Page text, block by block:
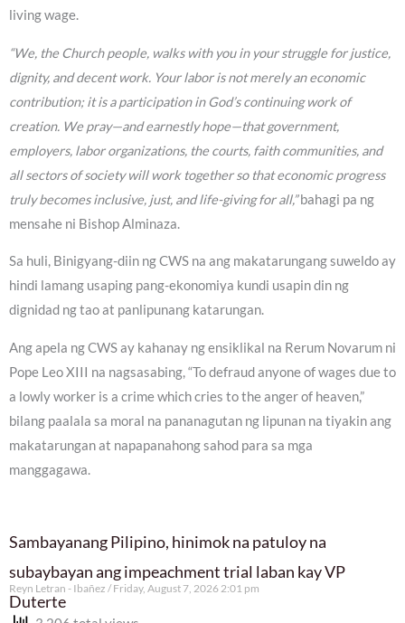
living wage.
“We, the Church people, walks with you in your struggle for justice,
dignity, and decent work. Your labor is not merely an economic
contribution; it is a participation in God’s continuing work of
creation. We pray—and earnestly hope—that government,
employers, labor organizations, the courts, faith communities, and
all sectors of society will work together so that economic progress
truly becomes inclusive, just, and life-giving for all,”bahagi pa ng
mensahe ni Bishop Alminaza.
Sa huli, Binigyang-diin ng CWS na ang makatarungang suweldo ay
hindi lamang usaping pang-ekonomiya kundi usapin din ng
dignidad ng tao at panlipunang katarungan.
Ang apela ng CWS ay kahanay ng ensiklikal na Rerum Novarum ni
Pope Leo XIII na nagsasabing, “To defraud anyone of wages due to
a lowly worker is a crime which cries to the anger of heaven,”
bilang paalala sa moral na pananagutan ng lipunan na tiyakin ang
makatarungan at napapanahong sahod para sa mga
manggagawa.
Sambayanang Pilipino, hinimok na patuloy na
subaybayan ang impeachment trial laban kay VP
Duterte
Reyn Letran - Ibañez Friday, August 7, 2026 2:01 pm